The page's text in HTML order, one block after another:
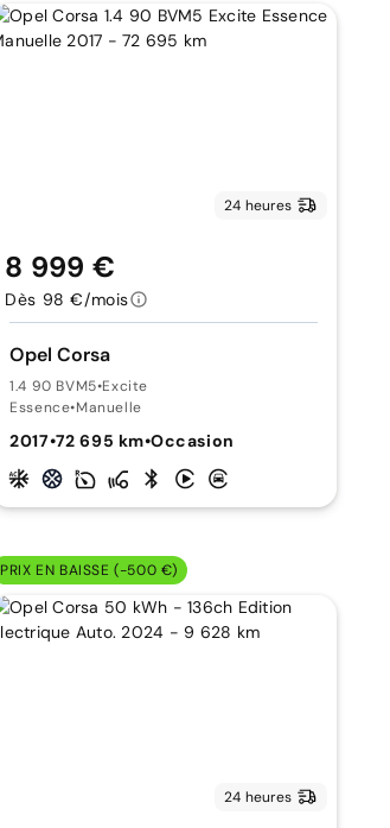
24 heures
Opel Corsa
1.4 90 BVM5•Excite
Essence•Manuelle
2017•72 695 km•Occasion
8 999 €
Dès 98 €/mois
PRIX EN BAISSE (-500 €)
24 heures